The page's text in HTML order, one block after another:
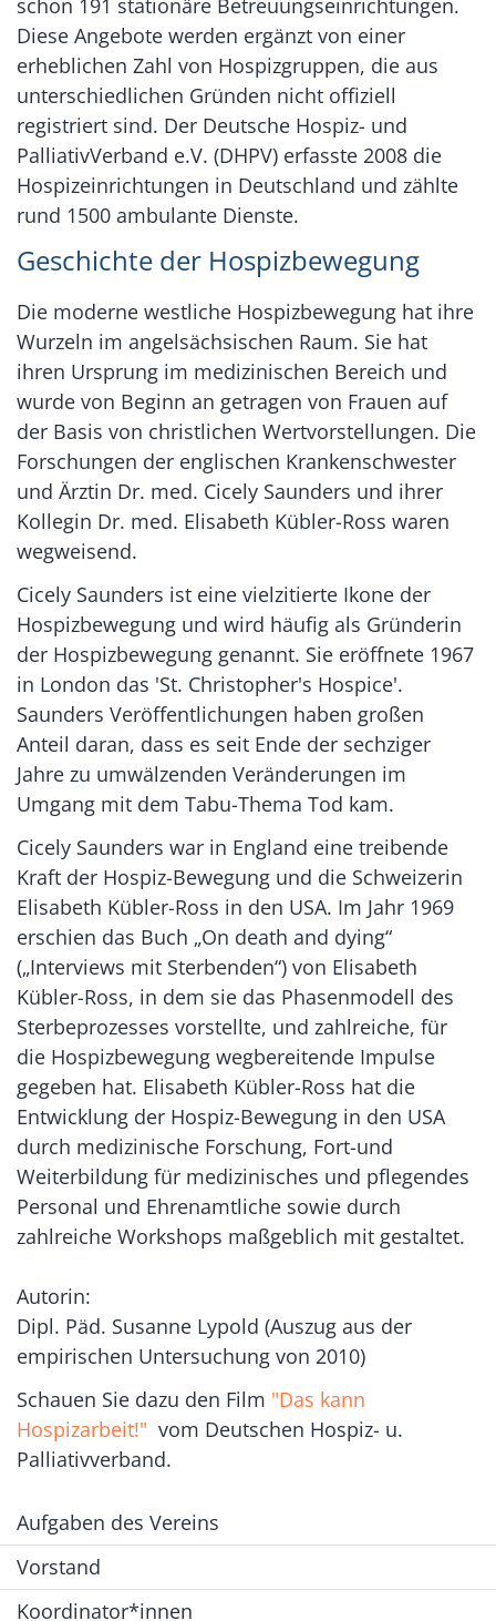
schon 191 stationäre Betreuungseinrichtungen.
Diese Angebote werden ergänzt von einer
erheblichen Zahl von Hospizgruppen, die aus
unterschiedlichen Gründen nicht offiziell
registriert sind. Der Deutsche Hospiz- und
PalliativVerband e.V. (DHPV) erfasste 2008 die
Hospizeinrichtungen in Deutschland und zählte
rund 1500 ambulante Dienste.
Geschichte der Hospizbewegung
Die moderne westliche Hospizbewegung hat ihre
Wurzeln im angelsächsischen Raum. Sie hat
ihren Ursprung im medizinischen Bereich und
wurde von Beginn an getragen von Frauen auf
der Basis von christlichen Wertvorstellungen. Die
Forschungen der englischen Krankenschwester
und Ärztin Dr. med. Cicely Saunders und ihrer
Kollegin Dr. med. Elisabeth Kübler-Ross waren
wegweisend.
Cicely Saunders ist eine vielzitierte Ikone der
Hospizbewegung und wird häufig als Gründerin
der Hospizbewegung genannt. Sie eröffnete 1967
in London das 'St. Christopher's Hospice'.
Saunders Veröffentlichungen haben großen
Anteil daran, dass es seit Ende der sechziger
Jahre zu umwälzenden Veränderungen im
Umgang mit dem Tabu-Thema Tod kam.
Cicely Saunders war in England eine treibende
Kraft der Hospiz-Bewegung und die Schweizerin
Elisabeth Kübler-Ross in den USA. Im Jahr 1969
erschien das Buch „On death and dying“
(„Interviews mit Sterbenden“) von Elisabeth
Kübler-Ross, in dem sie das Phasenmodell des
Sterbeprozesses vorstellte, und zahlreiche, für
die Hospizbewegung wegbereitende Impulse
gegeben hat. Elisabeth Kübler-Ross hat die
Entwicklung der Hospiz-Bewegung in den USA
durch medizinische Forschung, Fort-und
Weiterbildung für medizinisches und pflegendes
Personal und Ehrenamtliche sowie durch
zahlreiche Workshops maßgeblich mit gestaltet.
Autorin:
Dipl. Päd. Susanne Lypold (Auszug aus der
empirischen Untersuchung von 2010)
Schauen Sie dazu den Film "Das kann
Hospizarbeit!" vom Deutschen Hospiz- u.
Palliativverband.
Aufgaben des Vereins
Vorstand
Koordinator*innen